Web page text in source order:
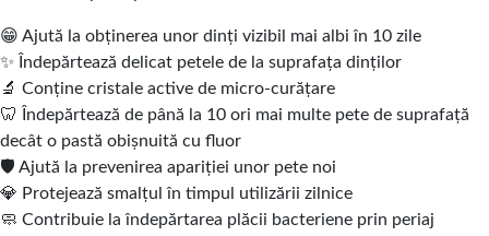
😁 Ajută la obținerea unor dinți vizibil mai albi în 10 zile
✨ Îndepărtează delicat petele de la suprafața dinților
🔬 Conține cristale active de micro-curățare
🦷 Îndepărtează de până la 10 ori mai multe pete de suprafață
decât o pastă obișnuită cu fluor
🛡️ Ajută la prevenirea apariției unor pete noi
💎 Protejează smalțul în timpul utilizării zilnice
🧼 Contribuie la îndepărtarea plăcii bacteriene prin periaj